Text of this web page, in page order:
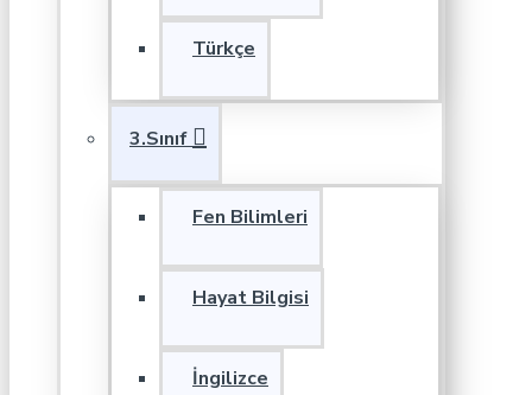
Türkçe
3.Sınıf
Fen Bilimleri
Hayat Bilgisi
İngilizce